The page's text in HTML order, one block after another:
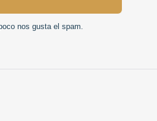
nos gusta el spam.